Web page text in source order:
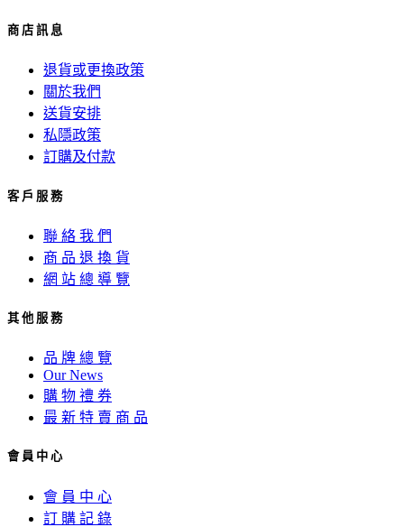
商 店 訊 息
退貨或更換政策
關於我們
送貨安排
私隱政策
訂購及付款
客 戶 服 務
聯 絡 我 們
商 品 退 換 貨
網 站 總 導 覽
其 他 服 務
品 牌 總 覽
Our News
購 物 禮 券
最 新 特 賣 商 品
會 員 中 心
會 員 中 心
訂 購 記 錄